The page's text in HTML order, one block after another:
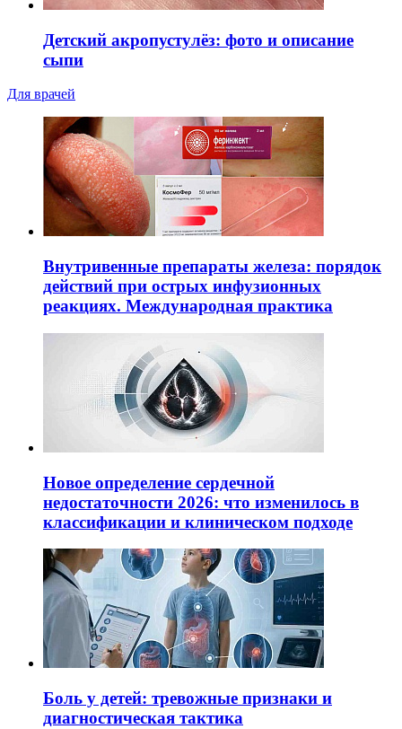
Детский акропустулёз: фото и описание
сыпи
Для врачей
Внутривенные препараты железа: порядок
действий при острых инфузионных
реакциях. Международная практика
Новое определение сердечной
недостаточности 2026: что изменилось в
классификации и клиническом подходе
Боль у детей: тревожные признаки и
диагностическая тактика